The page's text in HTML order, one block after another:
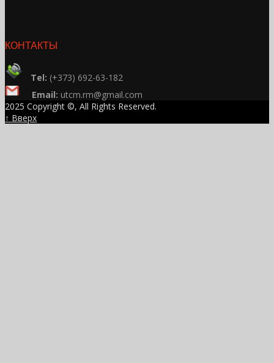
КОНТАКТЫ
Tel: (+373) 692-63-182
Email: utcm.rm@gmail.com
2025 Copyright ©, All Rights Reserved.
↑ Вверх